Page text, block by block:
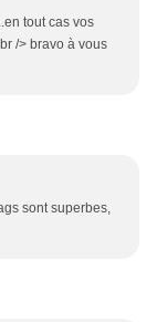
tout cas vos
/> bravo à vous
sont superbes,